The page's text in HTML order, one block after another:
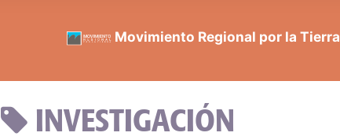
Movimiento Regional por la Tierra
INVESTIGACIÓN